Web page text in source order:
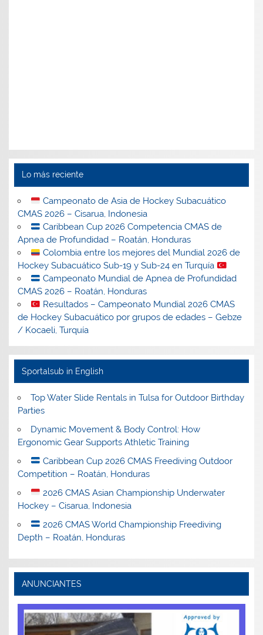
Lo más reciente
Campeonato de Asia de Hockey Subacuático
CMAS 2026 – Cisarua, Indonesia
Caribbean Cup 2026 Competencia CMAS de
Apnea de Profundidad – Roatán, Honduras
Colombia entre los mejores del Mundial 2026 de
Hockey Subacuático Sub-19 y Sub-24 en Turquía
Campeonato Mundial de Apnea de Profundidad
CMAS 2026 – Roatán, Honduras
Resultados – Campeonato Mundial 2026 CMAS
de Hockey Subacuático por grupos de edades – Gebze
/ Kocaeli, Turquía
Sportalsub in English
Top Water Slide Rentals in Tulsa for Outdoor Birthday
Parties
Dynamic Movement & Body Control: How
Ergonomic Gear Supports Athletic Training
Caribbean Cup 2026 CMAS Freediving Outdoor
Competition – Roatán, Honduras
2026 CMAS Asian Championship Underwater
Hockey – Cisarua, Indonesia
2026 CMAS World Championship Freediving
Depth – Roatán, Honduras
ANUNCIANTES